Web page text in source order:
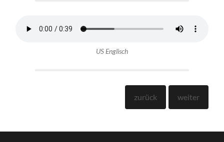
US Englisch
zurück weit­er